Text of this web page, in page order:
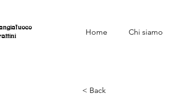
Home Chi siamo
< Back